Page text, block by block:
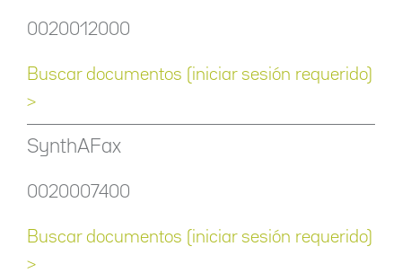
0020012000
Buscar documentos (iniciar sesión requerido)
>
SynthAFax
0020007400
Buscar documentos (iniciar sesión requerido)
>